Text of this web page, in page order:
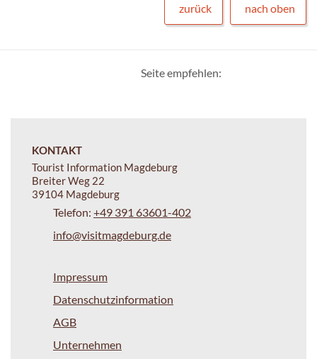
zurück nach oben
Seite empfehlen:
KONTAKT
Tourist Information Magdeburg
Breiter Weg 22
39104 Magdeburg
Telefon: +49 391 63601-402
info@visitmagdeburg.de
Impressum
Datenschutzinformation
AGB
Unternehmen